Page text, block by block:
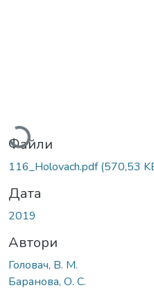
Файли
116_Holovach.pdf(570,53
Дата
2019
Автори
Головач, В. М.
Баранова, О. С.